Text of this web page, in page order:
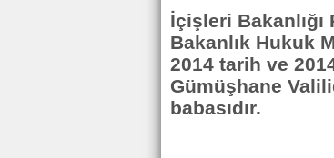
İçişleri Bakanlığı
Bakanlık Hukuk
2014 tarih ve
Gümüşhane
babasıdır.